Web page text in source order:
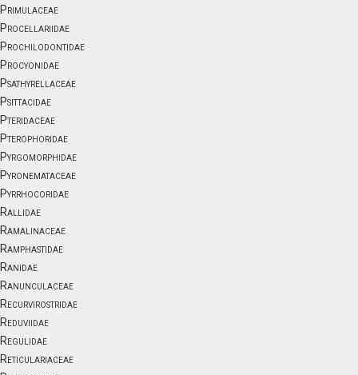
Primulaceae
Procellariidae
Prochilodontidae
Procyonidae
Psathyrellaceae
Psittacidae
Pteridaceae
Pterophoridae
Pyrgomorphidae
Pyronemataceae
Pyrrhocoridae
Rallidae
Ramalinaceae
Ramphastidae
Ranidae
Ranunculaceae
Recurvirostridae
Reduviidae
Regulidae
Reticulariaceae